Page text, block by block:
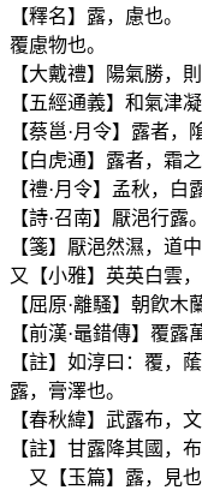
【釋名】露，慮也。
覆慮物也。
【大戴禮】陽氣勝，
【五經通義】和氣津凝
【蔡邕·月令】露者，
【白虎通】露者，霜之
【禮·月令】孟秋，白
【詩·召南】厭浥行露。
【箋】厭浥然濕，道
又【小雅】英英白雲，
【屈原·離騷】朝飮木
【前漢·鼂錯傳】覆露
【註】如淳曰：覆，䕃
露，膏澤也。
【春秋緯】武露布，文
【註】甘露降其國，
又【玉篇】露，見也